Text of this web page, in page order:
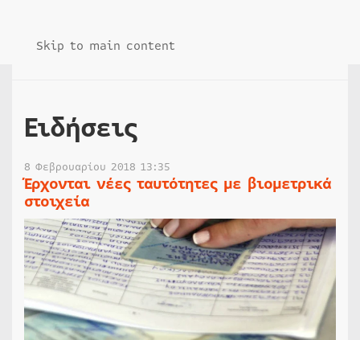
Skip to main content
Ειδήσεις
8 Φεβρουαρίου 2018 13:35
Έρχονται νέες ταυτότητες με βιομετρικά
στοιχεία